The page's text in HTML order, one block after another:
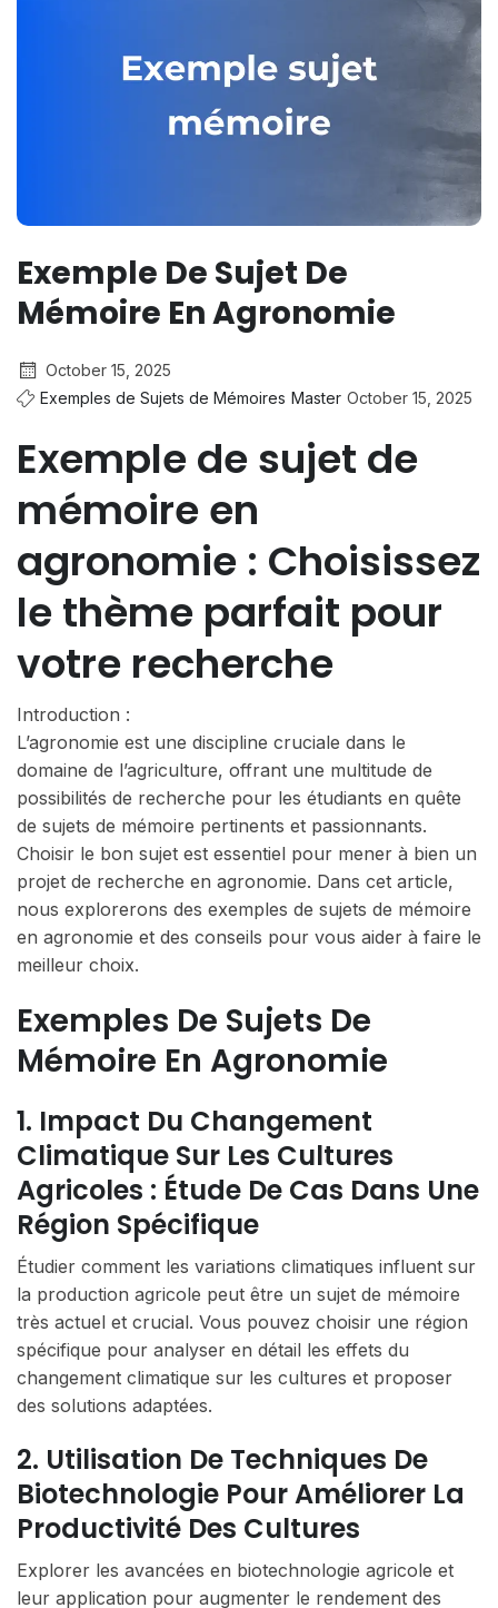
Exemple De Sujet De
Mémoire En Agronomie
October 15, 2025
Exemples de Sujets de Mémoires Master October 15, 2025
Exemple de sujet de
mémoire en
agronomie : Choisissez
le thème parfait pour
votre recherche
Introduction :
L’agronomie est une discipline cruciale dans le
domaine de l’agriculture, offrant une multitude de
possibilités de recherche pour les étudiants en quête
de sujets de mémoire pertinents et passionnants.
Choisir le bon sujet est essentiel pour mener à bien un
projet de recherche en agronomie. Dans cet article,
nous explorerons des exemples de sujets de mémoire
en agronomie et des conseils pour vous aider à faire le
meilleur choix.
Exemples De Sujets De
Mémoire En Agronomie
1. Impact Du Changement
Climatique Sur Les Cultures
Agricoles : Étude De Cas Dans Une
Région Spécifique
Étudier comment les variations climatiques influent sur
la production agricole peut être un sujet de mémoire
très actuel et crucial. Vous pouvez choisir une région
spécifique pour analyser en détail les effets du
changement climatique sur les cultures et proposer
des solutions adaptées.
2. Utilisation De Techniques De
Biotechnologie Pour Améliorer La
Productivité Des Cultures
Explorer les avancées en biotechnologie agricole et
leur application pour augmenter le rendement des